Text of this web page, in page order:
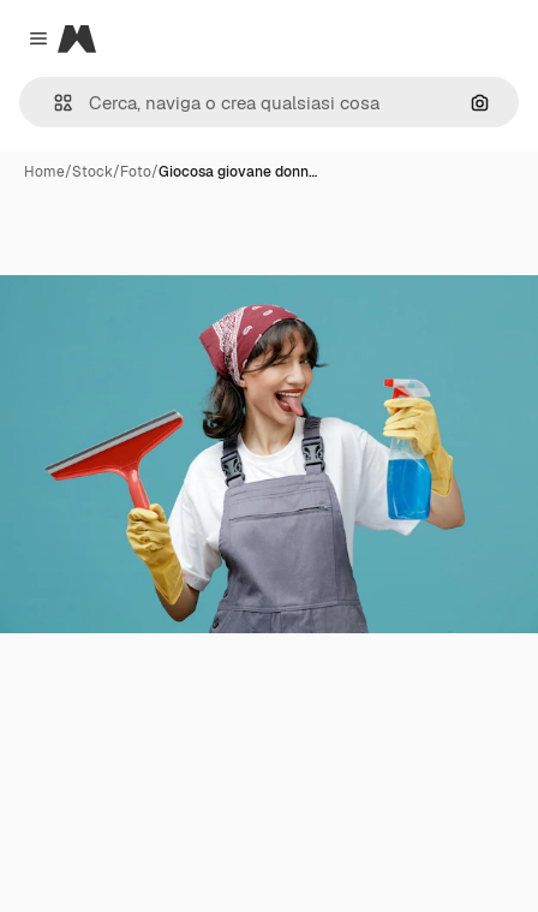
Close menu
Magnific
Cerca
Home/Stock/Foto/Giocosa giovane donn…